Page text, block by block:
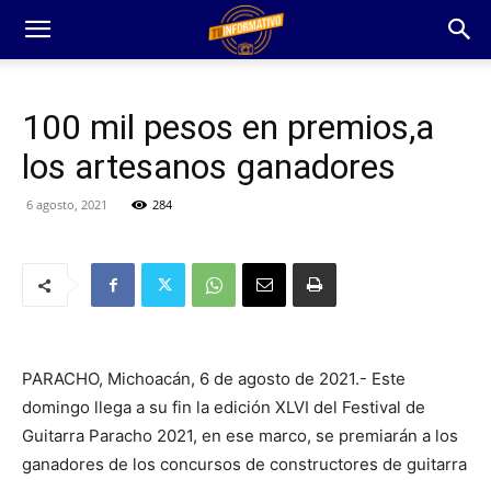
100 mil pesos en premios,a
los artesanos ganadores
6 agosto, 2021 284
PARACHO, Michoacán, 6 de agosto de 2021.- Este
domingo llega a su fin la edición XLVI del Festival de
Guitarra Paracho 2021, en ese marco, se premiarán a los
ganadores de los concursos de constructores de guitarra